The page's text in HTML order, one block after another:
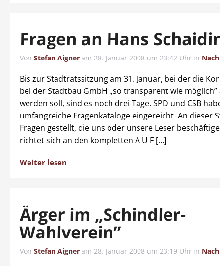
Fragen an Hans
Von Stefan Aigner am 28. Januar 2008 um 23:42 Uhr in
Bis zur Stadtratssitzung am 31. Januar, bei der die
bei der Stadtbau GmbH „so transparent wie
werden soll, sind es noch drei Tage. SPD und CSB
umfangreiche Fragenkataloge eingereicht. An dieser
Fragen gestellt, die uns oder unsere Leser
richtet sich an den kompletten A U F […]
Weiter lesen
Ärger im „Schindler-
Wahlverein”
Von Stefan Aigner am 28. Januar 2008 um 23:19 Uhr in